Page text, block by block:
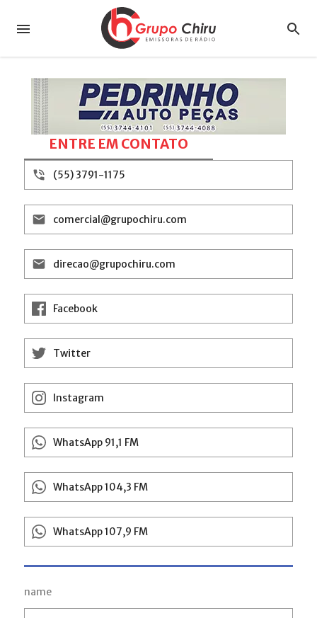
ENTRE EM CONTATO
(55) 3791-1175
comercial@grupochiru.com
direcao@grupochiru.com
Facebook
Twitter
Instagram
WhatsApp 91,1 FM
WhatsApp 104,3 FM
WhatsApp 107,9 FM
name